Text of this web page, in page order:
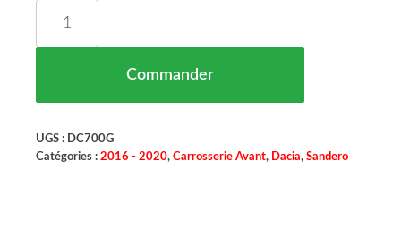
Commander
UGS : DC700G
Catégories : 2016 - 2020, Carrosserie Avant, Dacia, Sandero